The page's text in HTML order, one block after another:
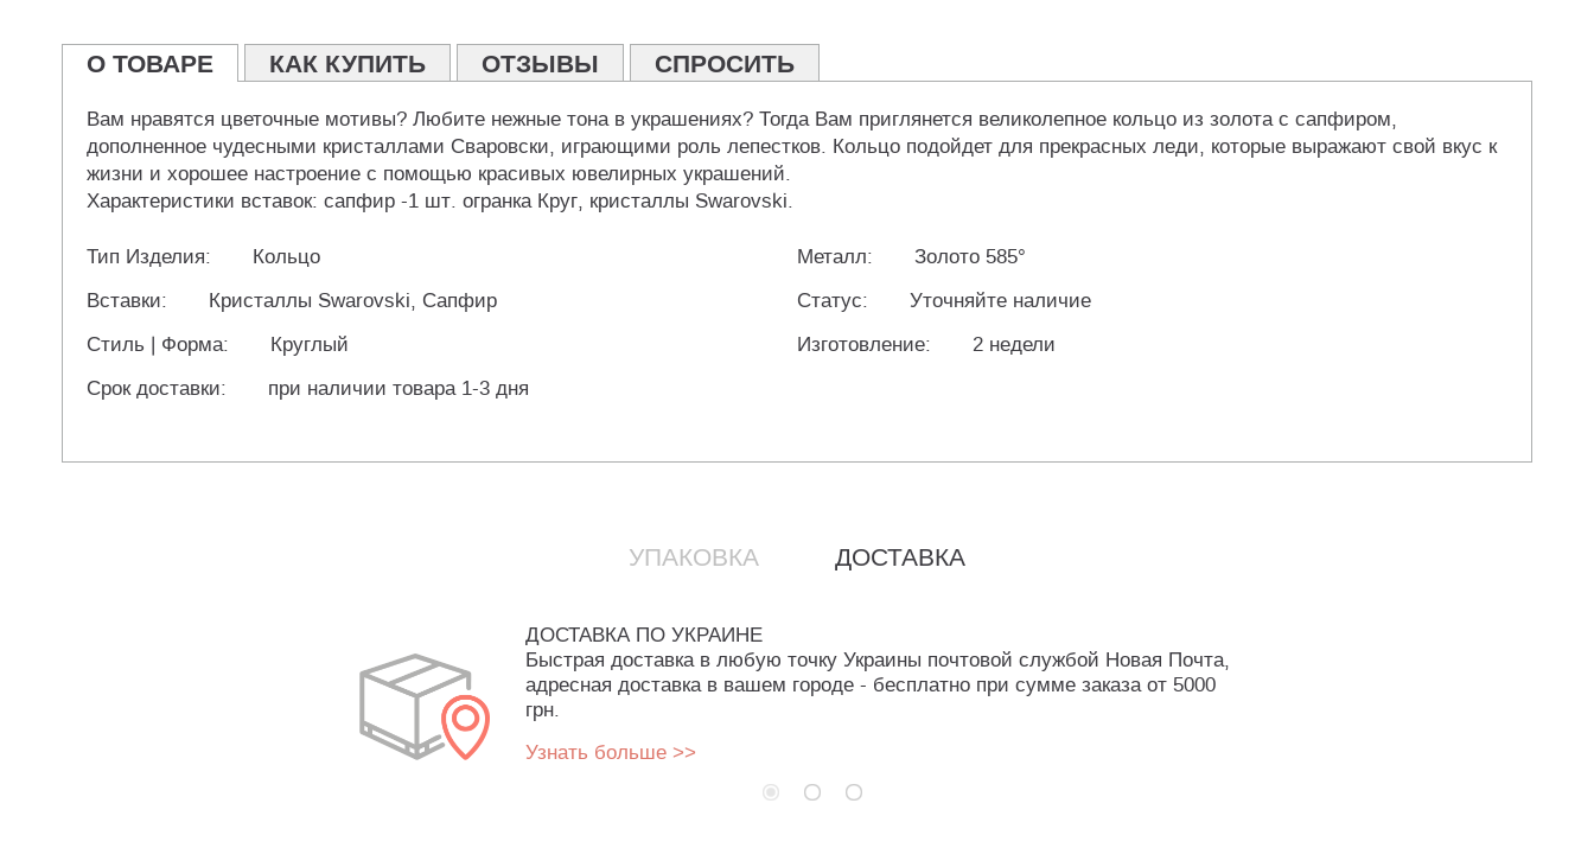
О ТОВАРЕ КАК КУПИТЬ ОТЗЫВЫ СПРОСИТЬ
Вам нравятся цветочные мотивы? Любите нежные тона в украшениях? Тогда Вам приглянется великолепное кольцо из золота с сапфиром,
дополненное чудесными кристаллами Сваровски, играющими роль лепестков. Кольцо подойдет для прекрасных леди, которые выражают свой вкус к
жизни и хорошее настроение с помощью красивых ювелирных украшений.
Характеристики вставок: сапфир -1 шт. огранка Круг, кристаллы Swarovski.
Тип Изделия: Кольцо Металл:
Золото 585°
Вставки:
Кристаллы Swarovski, Сапфир Статус:
Уточняйте наличие
Стиль | Форма:
Круглый Изготовление:
2 недели
Срок доставки:
при наличии товара 1-3 дня
УПАКОВКА ДОСТАВКА
ДОСТАВКА ПО УКРАИНЕ
Быстрая доставка в любую точку Украины почтовой службой Новая Почта,
адресная доставка в вашем городе - бесплатно при сумме заказа от 5000
грн.
Узнать больше >>